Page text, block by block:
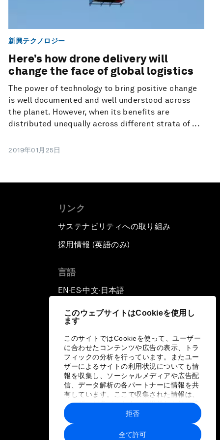
このウェブサイトはCookieを使用し
ます
このサイトではCookieを使って、ユーザー
に合わせたコンテンツや広告の表示、トラ
フィックの分析を行っています。またユー
ザーによるサイトの利用状況についても情
報を収集し、ソーシャルメディアや広告配
信、データ解析の各パートナーに情報を共
有しています。ここで収集された情報は、
ユーザーが各パートナーに提供した他の情
報や各パートナーのサービスを使用した際
に収集された情報と組み合わされ、各パー
トナーによって使用されることがありま
全て許可
拒否
新興テクノロジー
Here’s how drone delivery will
change the face of global logistics
The power of technology to bring positive change
is well documented and well understood across
the planet. However, when its benefits are
distributed unequally across different strata of ...
2019年01月25日
リンク
サステナビリティへの取り組み
採用情報 (英語のみ)
言語
EN ▪ ES▪中文▪ 日本語